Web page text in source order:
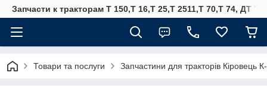
Запчасти к тракторам Т 150,Т 16,Т 25,Т 2511,Т 70,Т 74, ДТ
Товари та послуги Запчастини для тракторів Кіровець